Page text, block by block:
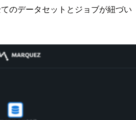
のデータセットとジョブが紐づい